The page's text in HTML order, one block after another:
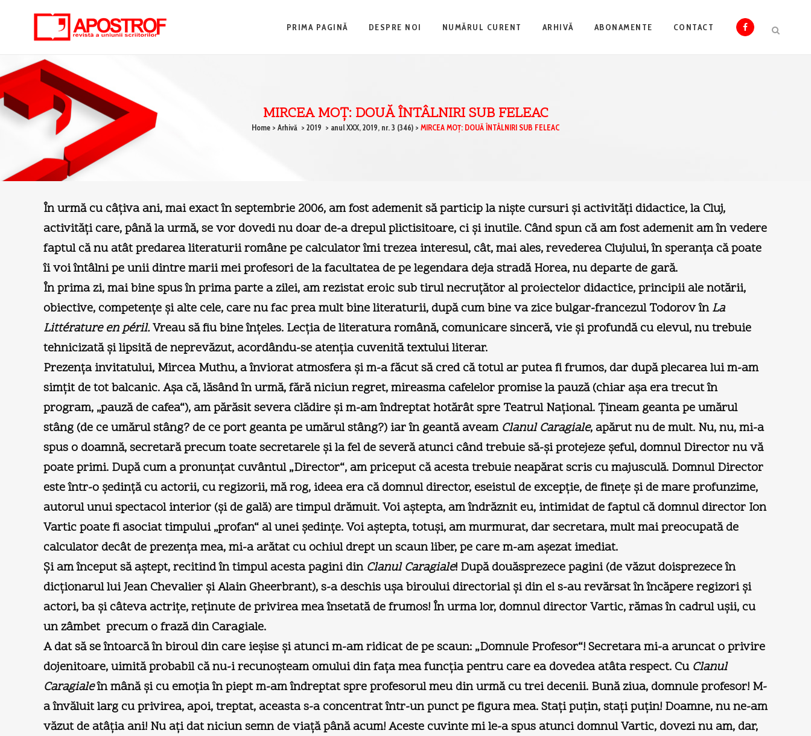
PRIMA PAGINĂ DESPRE NOI NUMĂRUL CURENT ARHIVĂ ABONAMENTE CONTACT
MIRCEA MOȚ: DOUĂ ÎNTÂLNIRI SUB FELEAC
Home > Arhivă > 2019 > anul XXX, 2019, nr. 3 (346) > MIRCEA MOȚ: DOUĂ ÎNTÂLNIRI SUB FELEAC
În urmă cu câțiva ani, mai exact în septembrie 2006, am fost ademenit să particip la niște cursuri și activități didactice, la Cluj,
activități care, până la urmă, se vor dovedi nu doar de-a drepul plictisitoare, ci și inutile. Când spun că am fost ademenit am în vedere
faptul că nu atât predarea literaturii române pe calculator îmi trezea interesul, cât, mai ales, revederea Clujului, în speranța că poate
îi voi întâlni pe unii dintre marii mei profesori de la facultatea de pe legendara deja stradă Horea, nu departe de gară.
În prima zi, mai bine spus în prima parte a zilei, am rezistat eroic sub tirul necruțător al proiectelor didactice, principii ale notării,
obiective, competențe și alte cele, care nu fac prea mult bine literaturii, după cum bine va zice bulgar-francezul Todorov înLa
Littérature en péril.Vreau să fiu bine înțeles. Lecția de literatura română, comunicare sinceră, vie și profundă cu elevul, nu trebuie
tehnicizată și lipsită de neprevăzut, acordându-se atenția cuvenită textului literar.
Prezența invitatului, Mircea Muthu, a înviorat atmosfera și m-a făcut să cred că totul ar putea fi frumos, dar după plecarea lui m-am
simțit de tot balcanic. Așa că, lăsând în urmă, fără niciun regret, mireasma cafelelor promise la pauză (chiar așa era trecut în
program, „pauză de cafea“), am părăsit severa clădire și m-am îndreptat hotărât spre Teatrul Național. Țineam geanta pe umărul
stâng (de ce umărul stâng? de ce port geanta pe umărul stâng?) iar în geantă aveam Clanul Caragiale, apărut nu de mult. Nu, nu, mi-a
spus o doamnă, secretară precum toate secretarele și la fel de severă atunci când trebuie să-și protejeze șeful, domnul Director nu vă
poate primi. După cum a pronunțat cuvântul „Director“, am priceput că acesta trebuie neapărat scris cu majusculă. Domnul Director
este într-o ședință cu actorii, cu regizorii, mă rog, ideea era că domnul director, eseistul de excepție, de finețe și de mare profunzime,
autorul unui spectacol interior (și de gală) are timpul drămuit. Voi aștepta, am îndrăznit eu, intimidat de faptul că domnul director Ion
Vartic poate fi asociat timpului „profan“ al unei ședințe. Voi aștepta, totuși, am murmurat, dar secretara, mult mai preocupată de
calculator decât de prezența mea, mi-a arătat cu ochiul drept un scaun liber, pe care m-am așezat imediat.
Și am început să aștept, recitind în timpul acesta pagini din Clanul Caragiale! După douăsprezece pagini (de văzut doisprezece în
dicționarul lui Jean Chevalier și Alain Gheerbrant), s-a deschis ușa biroului directorial și din el s-au revărsat în încăpere regizori și
actori, ba și câteva actrițe, reținute de privirea mea însetată de frumos! În urma lor, domnul director Vartic, rămas în cadrul ușii, cu
un zâmbet precum o frază din Caragiale.
A dat să se întoarcă în biroul din care ieșise și atunci m-am ridicat de pe scaun: „Domnule Profesor“! Secretara mi-a aruncat o privire
dojenitoare, uimită probabil că nu-i recunoșteam omului din fața mea funcția pentru care ea dovedea atâta respect. Cu Clanul
Caragialeîn mână și cu emoția în piept m-am îndreptat spre profesorul meu din urmă cu trei decenii. Bună ziua, domnule profesor! M-
a învăluit larg cu privirea, apoi, treptat, aceasta s-a concentrat într-un punct pe figura mea. Stați puțin, stați puțin! Doamne, nu ne-am
văzut de atâția ani! Nu ați dat niciun semn de viață până acum! Aceste cuvinte mi le-a spus atunci domnul Vartic, dovezi nu am, dar,